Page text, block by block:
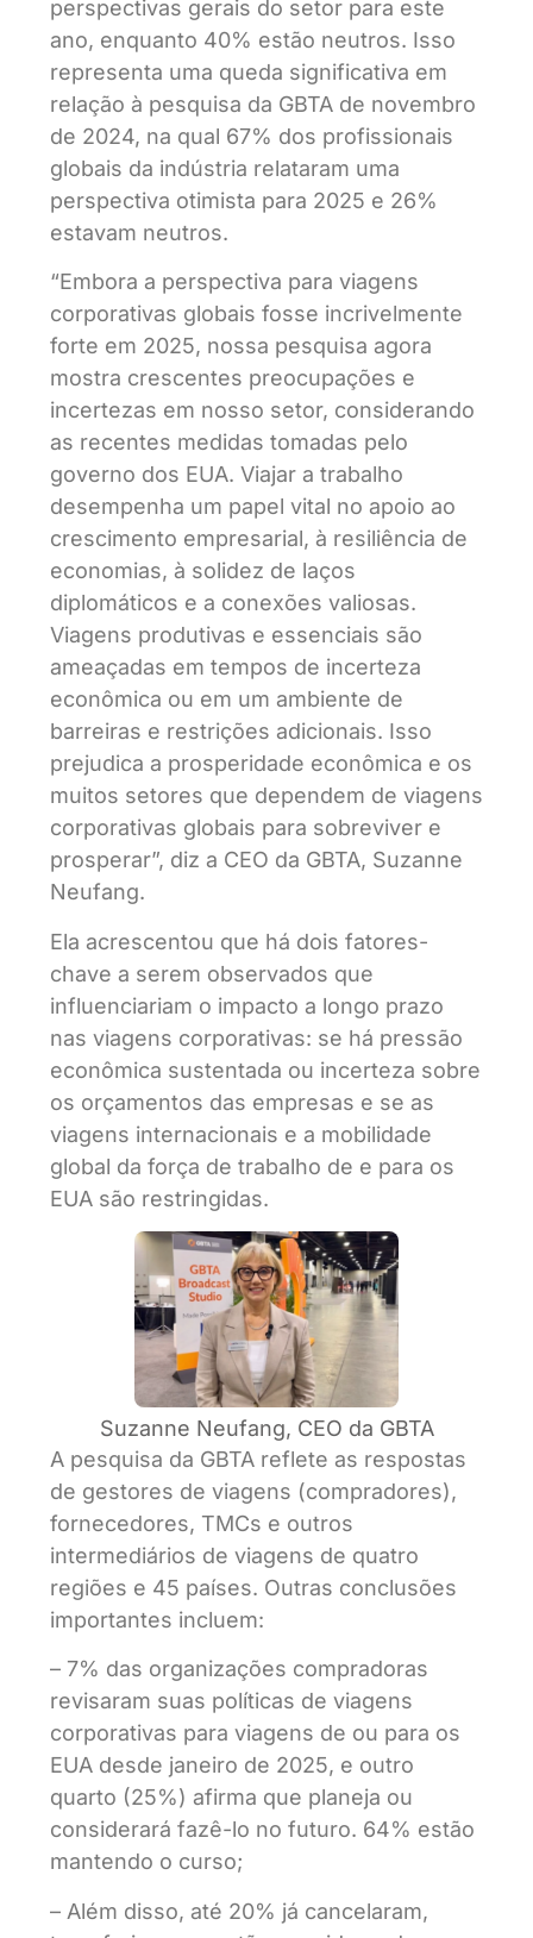
perspectivas gerais do setor para este
ano, enquanto 40% estão neutros. Isso
representa uma queda significativa em
relação à pesquisa da GBTA de novembro
de 2024, na qual 67% dos profissionais
globais da indústria relataram uma
perspectiva otimista para 2025 e 26%
estavam neutros.
“Embora a perspectiva para viagens
corporativas globais fosse incrivelmente
forte em 2025, nossa pesquisa agora
mostra crescentes preocupações e
incertezas em nosso setor, considerando
as recentes medidas tomadas pelo
governo dos EUA. Viajar a trabalho
desempenha um papel vital no apoio ao
crescimento empresarial, à resiliência de
economias, à solidez de laços
diplomáticos e a conexões valiosas.
Viagens produtivas e essenciais são
ameaçadas em tempos de incerteza
econômica ou em um ambiente de
barreiras e restrições adicionais. Isso
prejudica a prosperidade econômica e os
muitos setores que dependem de viagens
corporativas globais para sobreviver e
prosperar”, diz a CEO da GBTA, Suzanne
Neufang.
Ela acrescentou que há dois fatores-
chave a serem observados que
influenciariam o impacto a longo prazo
nas viagens corporativas: se há pressão
econômica sustentada ou incerteza sobre
os orçamentos das empresas e se as
viagens internacionais e a mobilidade
global da força de trabalho de e para os
EUA são restringidas.
Suzanne Neufang, CEO da GBTA
A pesquisa da GBTA reflete as respostas
de gestores de viagens (compradores),
fornecedores, TMCs e outros
intermediários de viagens de quatro
regiões e 45 países. Outras conclusões
importantes incluem:
– 7% das organizações compradoras
revisaram suas políticas de viagens
corporativas para viagens de ou para os
EUA desde janeiro de 2025, e outro
quarto (25%) afirma que planeja ou
considerará fazê-lo no futuro. 64% estão
mantendo o curso;
– Além disso, até 20% já cancelaram,